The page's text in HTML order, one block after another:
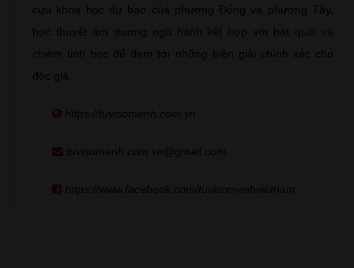
cứu khoa học dự báo của phương Đông và phương Tây,
học thuyết âm dương ngũ hành kết hợp với bát quái và
chiêm tinh học để đem tới những biện giải chính xác cho
độc giả.
https://tuvisomenh.com.vn
tuvisomenh.com.vn@gmail.com
https://www.facebook.com/tuvisomenhvietnam